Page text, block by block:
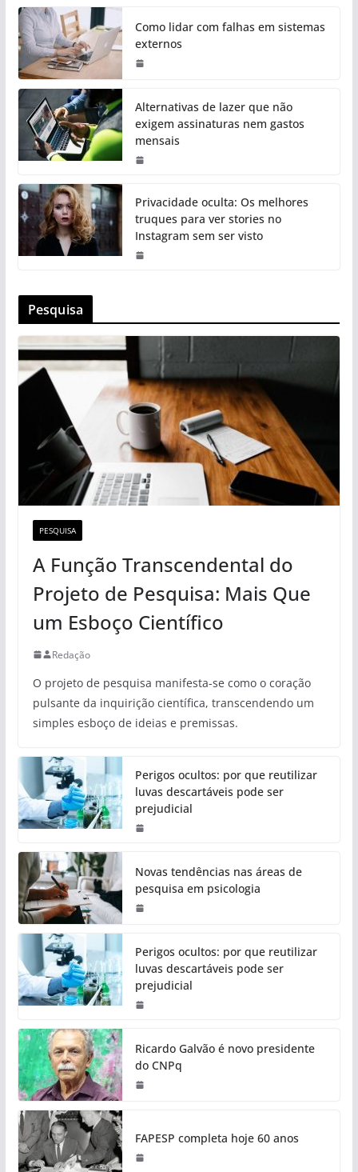
Como lidar com falhas em sistemas
externos
Alternativas de lazer que não
exigem assinaturas nem gastos
mensais
Privacidade oculta: Os melhores
truques para ver stories no
Instagram sem ser visto
Pesquisa
PESQUISA
A Função Transcendental do
Projeto de Pesquisa: Mais Que
um Esboço Científico
Redação
O projeto de pesquisa manifesta-se como o coração
pulsante da inquirição científica, transcendendo um
simples esboço de ideias e premissas.
Perigos ocultos: por que reutilizar
luvas descartáveis pode ser
prejudicial
Novas tendências nas áreas de
pesquisa em psicologia
Perigos ocultos: por que reutilizar
luvas descartáveis pode ser
prejudicial
Ricardo Galvão é novo presidente
do CNPq
FAPESP completa hoje 60 anos